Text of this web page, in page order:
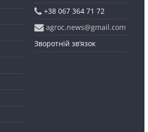
+38 067 364 71 72
agroc.news@gmail.com
Зворотній зв’язок